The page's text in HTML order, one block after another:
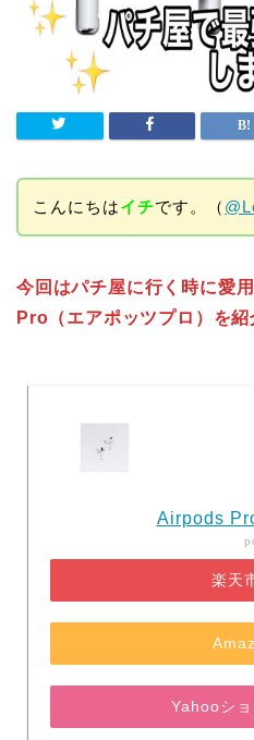
こんにちはイチです。（
今回はパチ屋に行く時に愛
Pro（エアポッツプロ）を紹
Airpods
楽天
Yahooシ